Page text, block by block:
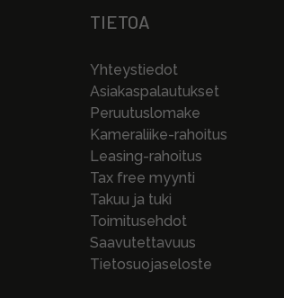
TIETOA
Yhteystiedot
Asiakaspalautukset
Peruutuslomake
Kameraliike-rahoitus
Leasing-rahoitus
Tax free myynti
Takuu ja tuki
Toimitusehdot
Saavutettavuus
Tietosuojaseloste